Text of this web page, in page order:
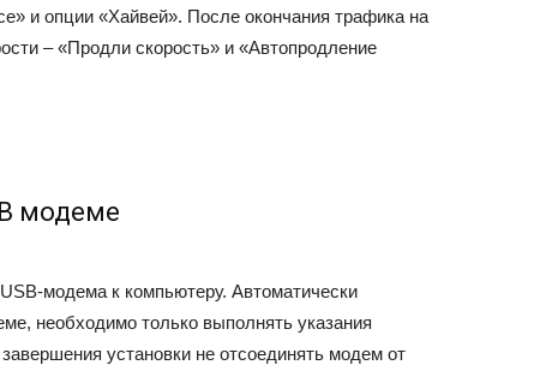
и опции «Хайвей». После окончания трафика на
– «Продли скорость» и «Автопродление
модеме
модема к компьютеру. Автоматически
необходимо только выполнять указания
установки не отсоединять модем от